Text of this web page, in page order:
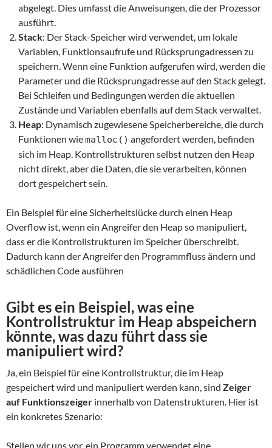
abgelegt. Dies umfasst die Anweisungen, die der Prozessor
ausführt.
Stack: Der Stack-Speicher wird verwendet, um lokale
Variablen, Funktionsaufrufe und Rücksprungadressen zu
speichern. Wenn eine Funktion aufgerufen wird, werden die
Parameter und die Rücksprungadresse auf den Stack gelegt.
Bei Schleifen und Bedingungen werden die aktuellen
Zustände und Variablen ebenfalls auf dem Stack verwaltet.
Heap: Dynamisch zugewiesene Speicherbereiche, die durch
Funktionen wiemalloc() angefordert werden, befinden
sich im Heap. Kontrollstrukturen selbst nutzen den Heap
nicht direkt, aber die Daten, die sie verarbeiten, können
dort gespeichert sein.
Ein Beispiel für eine Sicherheitslücke durch einen Heap
Overflow ist, wenn ein Angreifer den Heap so manipuliert,
dass er die Kontrollstrukturen im Speicher überschreibt.
Dadurch kann der Angreifer den Programmfluss ändern und
schädlichen Code ausführen
Gibt es ein Beispiel, was eine
Kontrollstruktur im Heap abspeichern
könnte, was dazu führt dass sie
manipuliert wird?
Ja, ein Beispiel für eine Kontrollstruktur, die im Heap
gespeichert wird und manipuliert werden kann, sind Zeiger
auf Funktionszeiger innerhalb von Datenstrukturen. Hier ist
ein konkretes Szenario:
Stellen wir uns vor, ein Programm verwendet eine